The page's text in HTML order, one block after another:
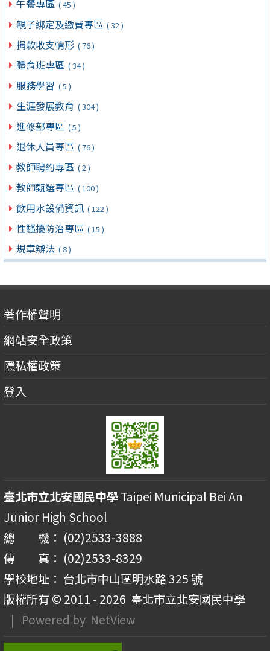
午餐專區 ( 45 )
親子綁定及繳費專區 ( 32 )
捐款收支情形 ( 76 )
體育班專區 ( 34 )
服務學習 ( 5 )
生涯發展教育 ( 304 )
進修部專區 ( 5 )
退休人員專區 ( 76 )
教師聘約專區 ( 2 )
教師甄選專區 ( 100 )
飲用水設備資訊 ( 122 )
性騷擾防治專區 ( 15 )
規章辦法 ( 8 )
著作權聲明
網站安全政策
隱私權政策
登入
臺北市立北安國民中學Taipei Municipal Bei An
Junior High School
總 機： (02)2533-3888
傳 真： (02)2533-8329
學校地址： 台北市中山區明水路 325 號
版權所有 © 2011 - 2026 臺北市立北安國民中學
| Powered by NetView